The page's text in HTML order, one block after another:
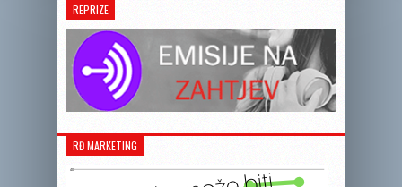
REPRIZE
RĐ MARKETING